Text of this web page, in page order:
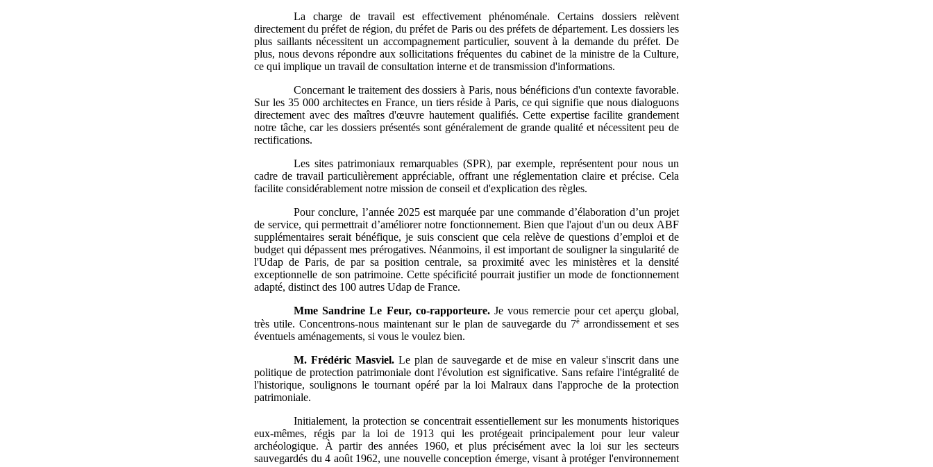
La charge de travail est effectivement phénoménale. Certains dossiers relèvent
directement du préfet de région, du préfet de Paris ou des préfets de département. Les dossiers les
plus saillants nécessitent un accompagnement particulier, souvent à la demande du préfet. De
plus, nous devons répondre aux sollicitations fréquentes du cabinet de la ministre de la Culture,
ce qui implique un travail de consultation interne et de transmission d'informations.
Concernant le traitement des dossiers à Paris, nous bénéficions d'un contexte favorable.
Sur les 35 000 architectes en France, un tiers réside à Paris, ce qui signifie que nous dialoguons
directement avec des maîtres d'œuvre hautement qualifiés. Cette expertise facilite grandement
notre tâche, car les dossiers présentés sont généralement de grande qualité et nécessitent peu de
rectifications.
Les sites patrimoniaux remarquables (SPR), par exemple, représentent pour nous un
cadre de travail particulièrement appréciable, offrant une réglementation claire et précise. Cela
facilite considérablement notre mission de conseil et d'explication des règles.
Pour conclure, l’année 2025 est marquée par une commande d’élaboration d’un projet
de service, qui permettrait d’améliorer notre fonctionnement. Bien que l'ajout d'un ou deux ABF
supplémentaires serait bénéfique, je suis conscient que cela relève de questions d’emploi et de
budget qui dépassent mes prérogatives. Néanmoins, il est important de souligner la singularité de
l'Udap de Paris, de par sa position centrale, sa proximité avec les ministères et la densité
exceptionnelle de son patrimoine. Cette spécificité pourrait justifier un mode de fonctionnement
adapté, distinct des 100 autres Udap de France.
Mme Sandrine Le Feur, co-rapporteure.Je vous remercie pour cet aperçu global,
très utile. Concentrons-nous maintenant sur le plan de sauvegarde du 7èarrondissement et ses
éventuels aménagements, si vous le voulez bien.
M. Frédéric Masviel. Le plan de sauvegarde et de mise en valeur s'inscrit dans une
politique de protection patrimoniale dont l'évolution est significative. Sans refaire l'intégralité de
l'historique, soulignons le tournant opéré par la loi Malraux dans l'approche de la protection
patrimoniale.
Initialement, la protection se concentrait essentiellement sur les monuments historiques
eux-mêmes, régis par la loi de 1913 qui les protégeait principalement pour leur valeur
archéologique. À partir des années 1960, et plus précisément avec la loi sur les secteurs
sauvegardés du 4 août 1962, une nouvelle conception émerge, visant à protéger l'environnement